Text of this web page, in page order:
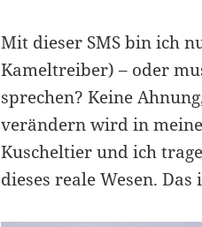
Mit dieser SMS bin ich
Kameltreiber) – oder
sprechen? Keine
verändern wird in
Kuscheltier und ich
dieses reale Wesen.